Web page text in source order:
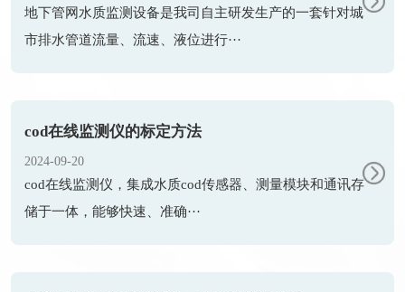
地下管网水质监测设备是我司自主研发生产的一套针对城
市排水管道流量、流速、液位进行···
cod在线监测仪的标定方法
2024-09-20
cod在线监测仪，集成水质cod传感器、测量模块和通讯存
储于一体，能够快速、准确···